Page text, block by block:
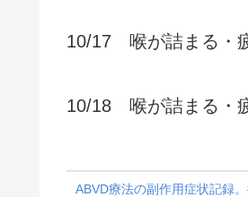
10/17 喉が詰まる・
10/18 喉が詰まる・
ABVD療法の副作用症状記録